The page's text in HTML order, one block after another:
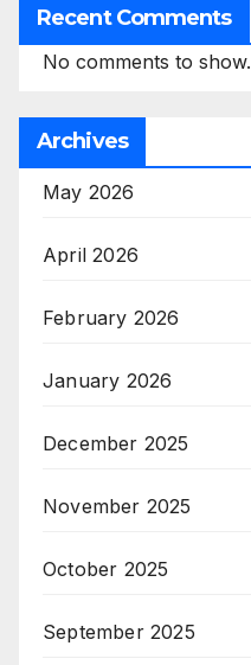
Recent Comments
No comments to show.
Archives
May 2026
April 2026
February 2026
January 2026
December 2025
November 2025
October 2025
September 2025